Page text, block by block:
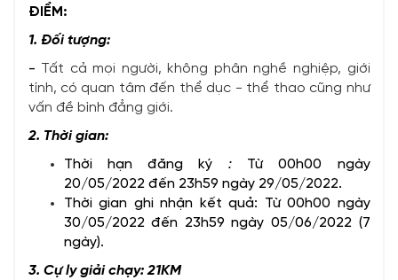
ĐIỂM:
1. Đối tượng:
- Tất cả mọi người, không phân nghề nghiệp, giới
tính, có quan tâm đến thể dục - thể thao cũng như
vấn đề bình đẳng giới.
2. Thời gian:
Thời hạn đăng ký :Từ 00h00 ngày
20/05/2022 đến 23h59 ngày 29/05/2022.
Thời gian ghi nhận kết quả: Từ 00h00 ngày
30/05/2022 đến 23h59 ngày 05/06/2022 (7
ngày).
3. Cự ly giải chạy:21KM